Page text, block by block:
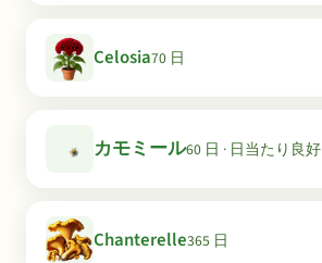
Celosia70 日
カモミール60 日 · 日当たり良好
Chanterelle365 日